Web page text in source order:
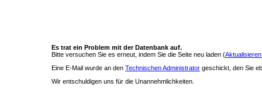
Es trat ein Problem mit der Datenbank auf.
Bitte versuchen Sie es erneut, indem Sie die Seite neu laden (
Eine E-Mail wurde an den Technischen Administrator geschickt, den Sie
Wir entschuldigen uns für die Unannehmlichkeiten.